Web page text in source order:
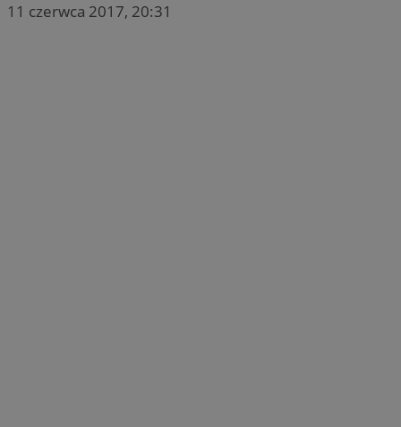
11 czerwca 2017, 20:31